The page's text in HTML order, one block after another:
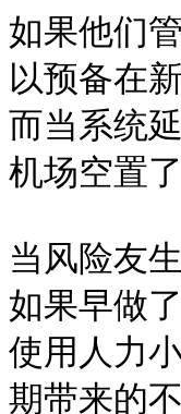
如果他们
以预备在
而当系统
机场空置
当风险友
如果早做
使用人力
期带来的